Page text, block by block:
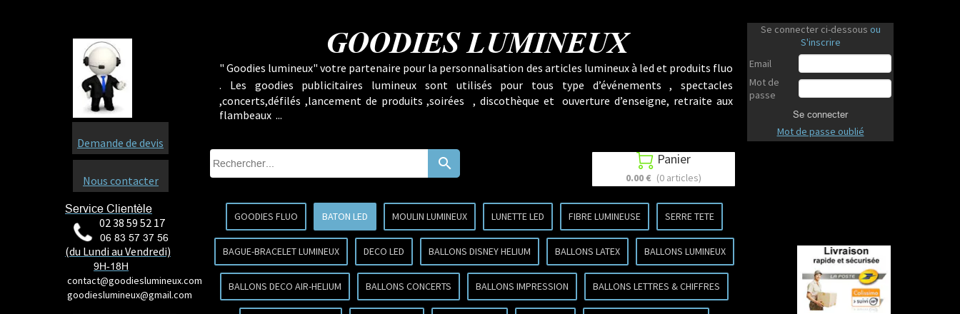
GOODIES LUMINEUX Se connecter ci-dessous ou
S'inscrire
Email
Mot de
passe
Se connecter
Mot de passe oublié
Service Clientèle
02 38 59 52 17
06 83 57 37 56
(du Lundi au Vendredi)
9H-18H
contact@goodieslumineux.com
goodieslumineux@gmail.com
Demande de devis
Nous contacter
" Goodies lumineux" votre partenaire pour la personnalisation des articles lumineux à led et produits fluo
. Les goodies publicitaires lumineux sont utilisés pour tous type d’événements , spectacles
,concerts,défilés ,lancement de produits ,soirées , discothèque et ouverture d’enseigne, retraite aux
flambeaux ...
search  Panier
0.00 € (0 articles)
GOODIES FLUO BATON LED MOULIN LUMINEUX LUNETTE LED FIBRE LUMINEUSE SERRE TETE
BAGUE-BRACELET LUMINEUX DECO LED BALLONS DISNEY HELIUM BALLONS LATEX BALLONS LUMINEUX
BALLONS DECO AIR-HELIUM BALLONS CONCERTS BALLONS IMPRESSION BALLONS LETTRES & CHIFFRES